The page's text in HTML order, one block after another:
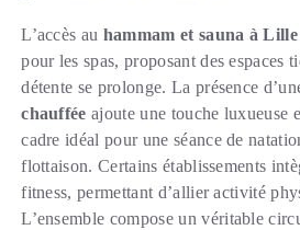
L’accès au hammam et sauna à Lille
pour les spas, proposant des espaces
détente se prolonge. La présence
chauffée ajoute une touche luxueuse
cadre idéal pour une séance de
flottaison. Certains établissements
fitness, permettant d’allier activité
L’ensemble compose un véritable